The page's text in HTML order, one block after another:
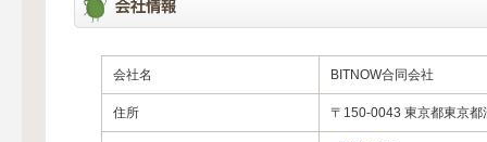
会社名 BITNOW合同会社
住所 〒150-0043 東京都東京